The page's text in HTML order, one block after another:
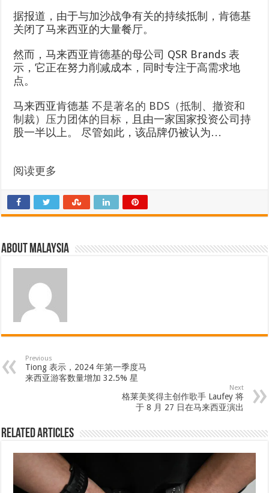
据报道，由于与加沙战争有关的持续抵制，肯德基
关闭了马来西亚的大量餐厅。
然而，马来西亚肯德基的母公司 QSR Brands 表
示，它正在努力削减成本，同时专注于高需求地
点。
马来西亚肯德基不是著名的 BDS（抵制、撤资和
制裁）压力团体的目标 ，且由一家国家投资公司持
股一半以上。 尽管如此，该品牌仍被认为…
阅读更多
About Malaysia
Previous
Tiong 表示，2024 年第一季度马
来西亚游客数量增加 32.5% 星
Next
格莱美奖得主创作歌手 Laufey 将
于 8 月 27 日在马来西亚演出
Related Articles